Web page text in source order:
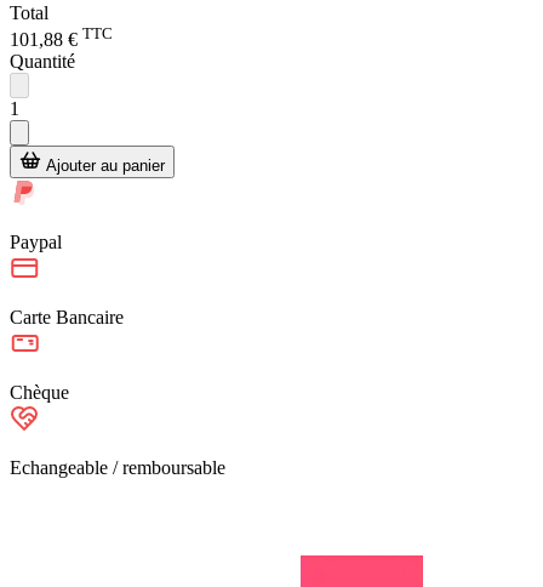
Total
101,88 € TTC
Quantité
1
Ajouter au panier
Paypal
Carte Bancaire
Chèque
Echangeable / remboursable